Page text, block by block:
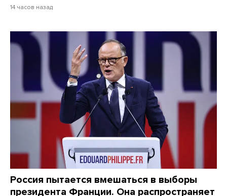
14 часов назад
Россия пытается вмешаться в выборы
президента Франции. Она распространяет